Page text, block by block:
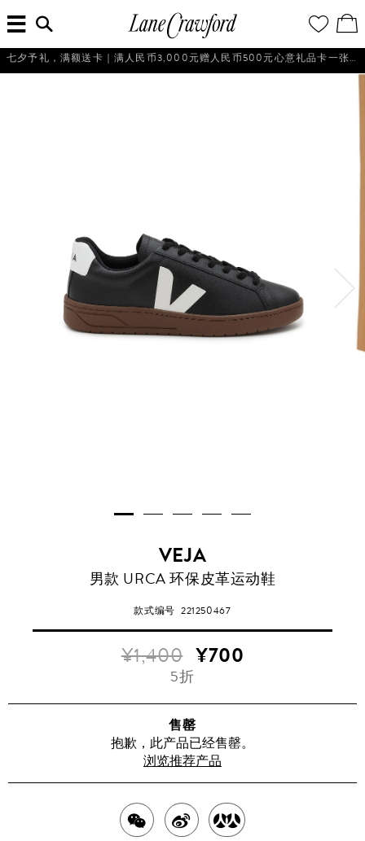
佛
探
的
愿
望
清
单
看
／
修
改
购
单
入
搜
索
信
息...
VEJA
男款 URCA 环保皮革运动鞋
款式编号221250467
¥1,400 ¥700
5折
售罄
抱歉，此产品已经售罄。
浏览推荐产品
分
分
分